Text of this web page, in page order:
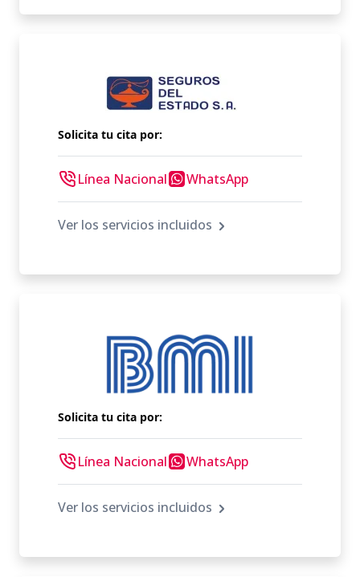
Solicita tu cita por:
Línea Nacional WhatsApp
Ver los servicios incluidos
Solicita tu cita por:
Línea Nacional WhatsApp
Ver los servicios incluidos